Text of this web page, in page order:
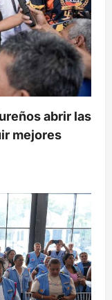
abrir las
mejores